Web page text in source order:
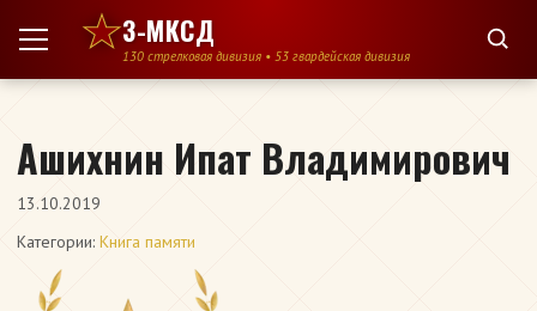
Перейти к содержимому
3-МКСД
130 стрелковая дивизия • 53 гвардейская дивизия
Ашихнин Ипат Владимирович
13.10.2019
Категории: Книга памяти